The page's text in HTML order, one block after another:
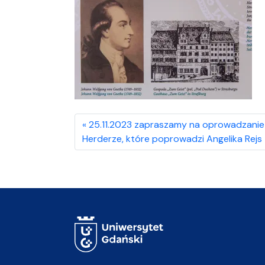
25.11.2023 zapraszamy na
Herderze, które poprowadzi Angelika Rejs